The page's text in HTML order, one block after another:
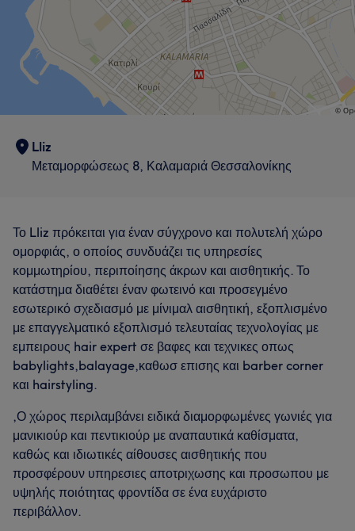
Good attention to detail 5
Lliz
Μεταμορφώσεως 8, Καλαμαριά Θεσσαλονίκης
Το Lliz πρόκειται για έναν σύγχρονο και πολυτελή χώρο
ομορφιάς, ο οποίος συνδυάζει τις υπηρεσίες
κομμωτηρίου, περιποίησης άκρων και αισθητικής. Το
κατάστημα διαθέτει έναν φωτεινό και προσεγμένο
εσωτερικό σχεδιασμό με μίνιμαλ αισθητική, εξοπλισμένο
με επαγγελματικό εξοπλισμό τελευταίας τεχνολογίας με
εμπειρους hair expert σε βαφες και τεχνικες οπως
babylights,balayage,καθωσ επισης και barber corner
και hairstyling.
,Ο χώρος περιλαμβάνει ειδικά διαμορφωμένες γωνιές για
μανικιούρ και πεντικιούρ με αναπαυτικά καθίσματα,
καθώς και ιδιωτικές αίθουσες αισθητικής που
προσφέρουν υπηρεσιες αποτριχωσης και προσωπου με
υψηλής ποιότητας φροντίδα σε ένα ευχάριστο
περιβάλλον.